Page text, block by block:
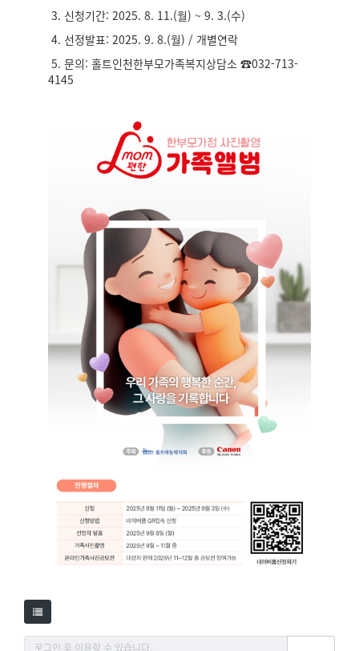
3. 신청기간: 2025. 8. 11.(월) ~ 9. 3.(수)
4. 선정발표: 2025. 9. 8.(월) / 개별연락
5. 문의: 홀트인천한부모가족복지상담소 ☎032-713-
4145